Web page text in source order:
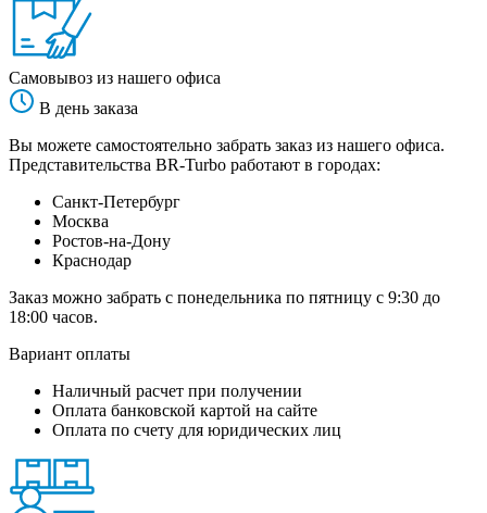
Самовывоз из нашего офиса
В день заказа
Вы можете самостоятельно забрать заказ из нашего офиса.
Представительства BR-Turbo работают в городах:
Санкт-Петербург
Москва
Ростов-на-Дону
Краснодар
Заказ можно забрать с понедельника по пятницу с 9:30 до
18:00 часов.
Вариант оплаты
Наличный расчет при получении
Оплата банковской картой на сайте
Оплата по счету для юридических лиц